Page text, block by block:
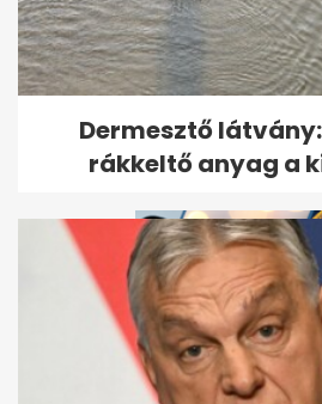
Megszökött a
brutálisan
Dermesztő
rákkeltő anyag a